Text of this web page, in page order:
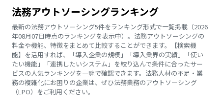
法務アウトソーシングランキング
最新の法務アウトソーシング5件をランキング形式で一覧掲載（2026
年08月07日時点のランキングを表示中）。法務アウトソーシングの
料金や機能、特徴をまとめて比較することができます。【検索機
能】を活用すれば、「導入企業の規模」「導入業界の実績」「使い
たい機能」「連携したいシステム」を絞り込んで条件に合ったサー
ビスの人気ランキングを一覧で確認できます。法務人材の不足・業
務の複雑化にお困りの企業は、ぜひ法務業務のアウトソーシング
（LPO）をご利用ください。